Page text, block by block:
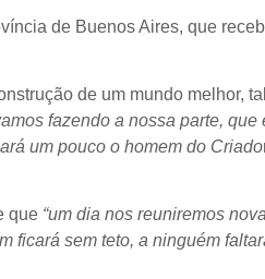
de Buenos Aires, que
de um mundo melhor,
fazendo a nossa parte, que
um pouco o homem do Criado
que “um dia nos reuniremos
ficará sem teto, a ninguém